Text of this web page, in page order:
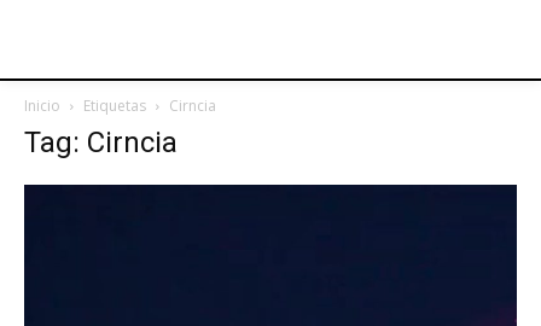
Inicio Etiquetas Cirncia
Tag: Cirncia